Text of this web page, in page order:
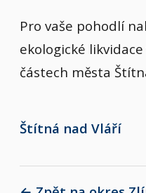
Pro vaše pohodlí
ekologické
částech města
Štítná nad Vláří